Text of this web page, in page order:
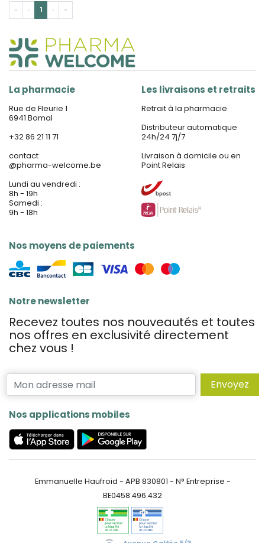
« ‹ 1 › »
La pharmacie
Rue de Fleurie 1
6941 Bomal
+32 86 21 11 71
contact
@pharma-welcome.be
Lundi au vendredi :
8h - 19h
Samedi :
9h - 18h
Nos moyens de paiements
Les livraisons et retraits
Retrait à la pharmacie
Distributeur automatique
24h/24 7j/7
Livraison à domicile ou en
Point Relais
Notre newsletter
Recevez toutes nos nouveautés et toutes
nos offres en exclusivité directement
chez vous !
Envoyez
Nos applications mobiles
Emmanuelle Haufroid - APB 830801 - N° Entreprise -
BE0458.496.432